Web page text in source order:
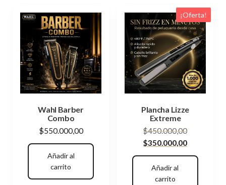
Wahl Barber
Combo
$550.000,00
Añadir al
carrito
¡Oferta!
Plancha Lizze
Extreme
$450.000,00El
precio
original
$350.000,00El
precio
Añadir al
carrito